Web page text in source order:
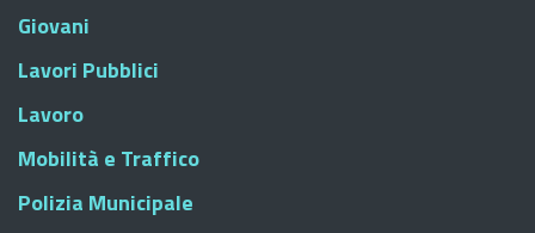
Giovani
Lavori Pubblici
Lavoro
Mobilità e Traffico
Polizia Municipale